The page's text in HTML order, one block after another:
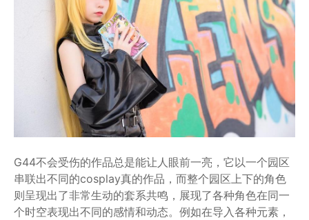
G44不会受伤的作品总是能让人眼前一亮，它以一个园区
串联出不同的cosplay真的作品，而整个园区上下的角色
则呈现出了非常生动的套系共鸣，展现了各种角色在同一
个时空表现出不同的感情和动态。例如在导入各种元素，